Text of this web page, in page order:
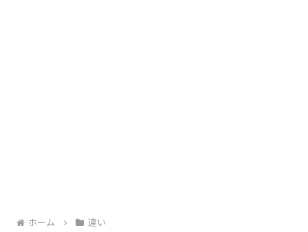
ホーム 違い